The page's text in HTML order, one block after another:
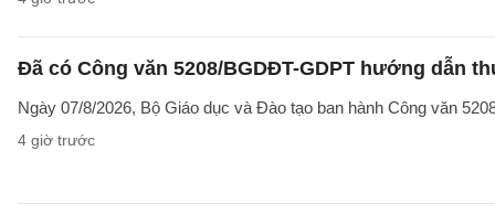
Đã có Công văn 5208/BGDĐT-GDPT hướng dẫn
Ngày 07/8/2026, Bộ Giáo dục và Đào tạo ban hành Công văn
4 giờ trước